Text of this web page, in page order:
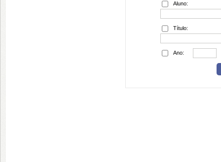
Aluno:
Título:
Ano: